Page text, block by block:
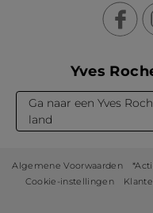
Yves
Ga naar een Yves
land
Algemene Voorwaarden
Cookie-instellingen